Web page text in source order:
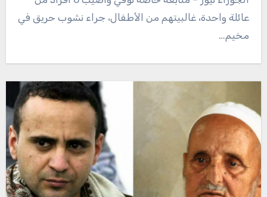
عائلة واحدة، غالبيتهم من الأطفال، جراء نشوب حريق في
مخيم…